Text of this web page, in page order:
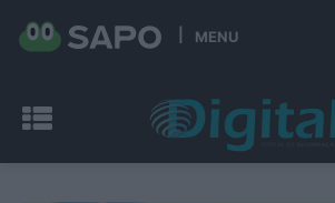
MENU